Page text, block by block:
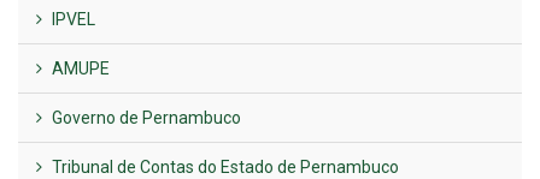
IPVEL
AMUPE
Governo de Pernambuco
Tribunal de Contas do Estado de Pernambuco